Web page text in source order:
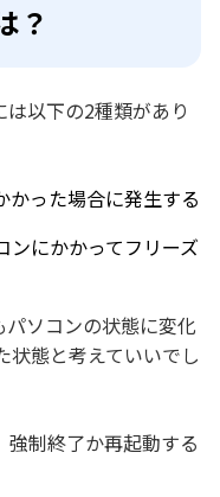
？
以下の2種類があり
かった場合に発生する
ンにかかってフリーズ
ソコンの状態に変化
状態と考えていいでし
強制終了か再起動する